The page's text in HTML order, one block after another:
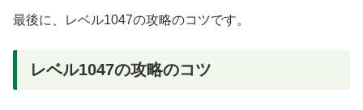
最後に、レベル1047の攻略のコツです。
レベル1047の攻略のコツ